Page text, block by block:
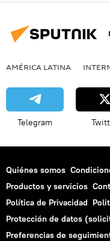
AMÉRICA LATINA
Telegram
Quiénes somos
Productos y servicios
Política de Privacidad
Protección de datos
Preferencias de